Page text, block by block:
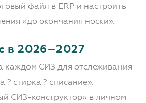
файл в ERP и настроить
«до окончания носки».
в 2026–2027
каждом СИЗ для отслеживания
? стирка ? списание».
СИЗ-конструктор» в личном